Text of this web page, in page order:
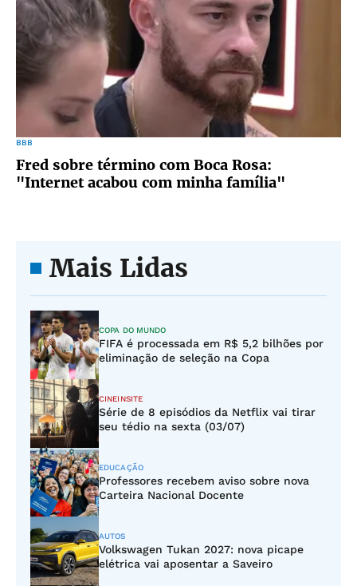
BBB
Fred sobre término com Boca Rosa:
"Internet acabou com minha família"
Mais Lidas
COPA DO MUNDO
FIFA é processada em R$ 5,2 bilhões por
eliminação de seleção na Copa
CINEINSITE
Série de 8 episódios da Netflix vai tirar
seu tédio na sexta (03/07)
EDUCAÇÃO
Professores recebem aviso sobre nova
Carteira Nacional Docente
AUTOS
Volkswagen Tukan 2027: nova picape
elétrica vai aposentar a Saveiro